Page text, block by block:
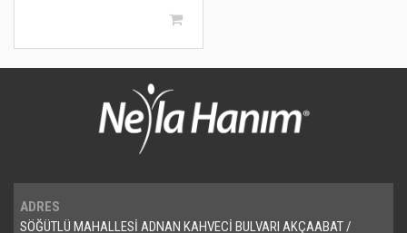
ADRES
SÖĞÜTLÜ MAHALLESİ ADNAN KAHVECİ BULVARI AKÇAABAT /